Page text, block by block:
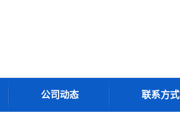
公司动态 联系方式